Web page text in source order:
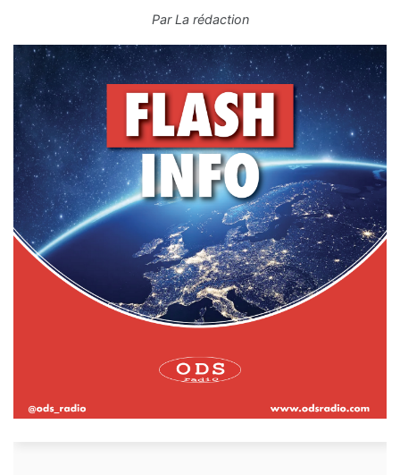
ParLa rédaction